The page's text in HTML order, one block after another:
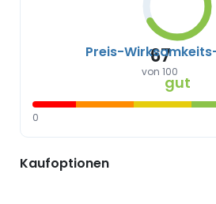
67
von 100
Preis-
gut
0
Kaufoptionen